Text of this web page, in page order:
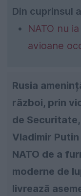
Din cuprinsul
NATO nu
avioane
Rusia
război, prin
de
Vladimir
NATO de a
moderne de
livrează